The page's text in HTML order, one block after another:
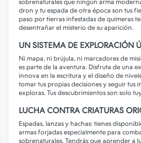
sobrenaturales que ningún arma
dron y tu espada de otra época son tus
paso por tierras infestadas de quimeras
desentrañar el misterio de su aparición.
UN SISTEMA DE EXPLORACIÓN
Ni mapa, ni brújula, ni marcadores de
es parte de la aventura. Disfruta de una
innova en la escritura y el diseño de
tomar tus propias decisiones y seguir tus
exploras. Tus descubrimientos son solo
LUCHA CONTRA CRIATURAS
Espadas, lanzas y hachas: tienes
armas forjadas especialmente para
sobrenaturales. Tendrás que aprender a